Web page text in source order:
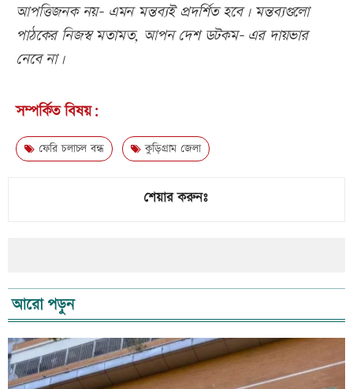
আপত্তিজনক নয়- এমন মন্তব্যই প্রদর্শিত হবে। মন্তব্যগুলো
পাঠকের নিজস্ব মতামত, আপন দেশ ডটকম- এর দায়ভার
নেবে না।
সম্পর্কিত বিষয়:
ফেরি চলাচল বন্ধ কুড়িগ্রাম জেলা
শেয়ার করুনঃ
আরো পড়ুন